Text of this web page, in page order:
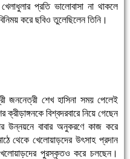
প্রতি ভালোবাসা না থাকলে
করে ছবিও তুলেছিলেন তিনি।
জননেত্রী শেখ হাসিনা সময় পেলেই
ক্রীড়াঙ্গনকে বিশ্বদরবারে নিয়ে গেছেন
বাবার অনুকরণে কাজ করে
থেকে খেলোয়াড়দের উৎসাহ প্রদান
পুরস্কৃতও করে চলছেন।